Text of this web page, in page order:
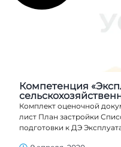
Компетенция
Комплект оценочной
лист План застройки
подготовки к ДЭ